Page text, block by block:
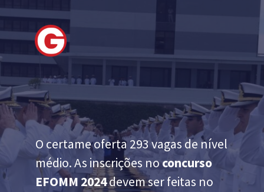
O certame oferta 293 vagas de nível
médio. As inscrições noconcurso
EFOMM 2024devem ser feitas no